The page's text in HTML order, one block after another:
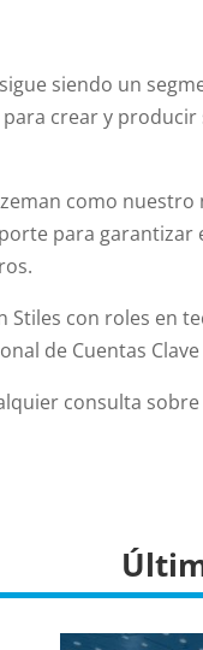
siendo un
crear y
como
para
Stiles con roles
de Cuentas
consulta